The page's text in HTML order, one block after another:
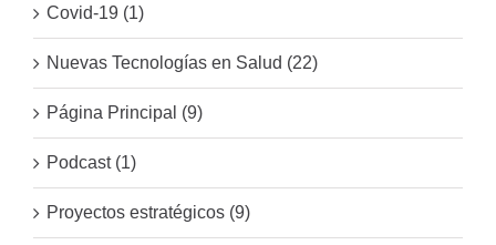
Covid-19 (1)
Nuevas Tecnologías en Salud (22)
Página Principal (9)
Podcast (1)
Proyectos estratégicos (9)